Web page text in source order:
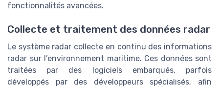
fonctionnalités avancées.
Collecte et traitement des données radar
Le système radar collecte en continu des informations
radar sur l’environnement maritime. Ces données sont
traitées par des logiciels embarqués, parfois
développés par des développeurs spécialisés, afin